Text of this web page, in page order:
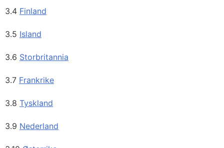
3.4 Finland
3.5 Island
3.6 Storbritannia
3.7 Frankrike
3.8 Tyskland
3.9 Nederland